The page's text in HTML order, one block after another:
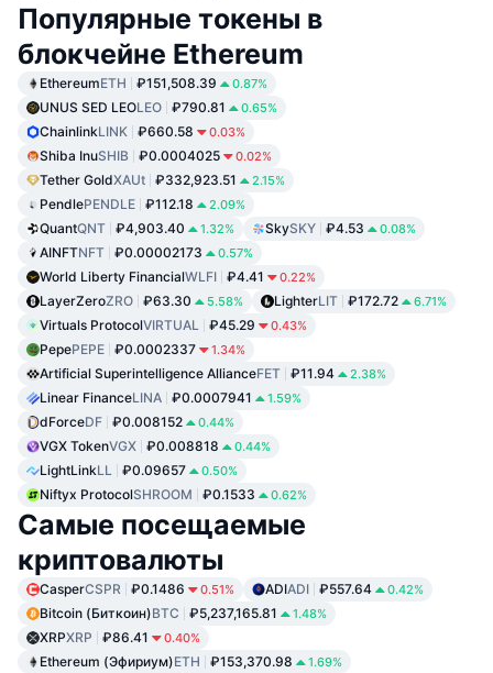
Популярные токены в
блокчейне Ethereum
EthereumETH ₽151,508.39 0.87%
UNUS SED LEOLEO ₽790.81 0.65%
ChainlinkLINK ₽660.58 0.03%
Shiba InuSHIB ₽0.0004025 0.02%
Tether GoldXAUt ₽332,923.51 2.15%
PendlePENDLE ₽112.18 2.09%
QuantQNT ₽4,903.40 1.32% SkySKY ₽4.53 0.08%
AINFTNFT ₽0.00002173 0.57%
World Liberty FinancialWLFI ₽4.41 0.22%
LayerZeroZRO ₽63.30 5.58% LighterLIT ₽172.72 6.71%
Virtuals ProtocolVIRTUAL ₽45.29 0.43%
PepePEPE ₽0.0002337 1.34%
Artificial Superintelligence AllianceFET ₽11.94 2.38%
Linear FinanceLINA ₽0.0007941 1.59%
dForceDF ₽0.008152 0.44%
VGX TokenVGX ₽0.008818 0.44%
LightLinkLL ₽0.09657 0.50%
Niftyx ProtocolSHROOM ₽0.1533 0.62%
Самые посещаемые
криптовалюты
CasperCSPR ₽0.1486 0.51% ADIADI ₽557.64 0.42%
Bitcoin (Биткоин)BTC ₽5,237,165.81 1.48%
XRPXRP ₽86.41 0.40%
Ethereum (Эфириум)ETH ₽153,370.98 1.69%